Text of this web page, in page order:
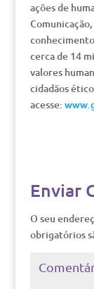
ações de
cerca de 14
valores
cidadãos
acesse:
Enviar
O seu
obrigatórios